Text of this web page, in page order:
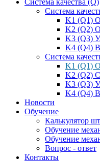
Система
K1 (Q1)
K2 (Q2)
K3 (Q3)
K4 (Q4)
Система
K1 (Q1)
K2 (Q2)
K3 (Q3)
K4 (Q4)
Новости
Обучение
Калькулятор
Обучение
Обучение
Вопрос - ответ
Контакты